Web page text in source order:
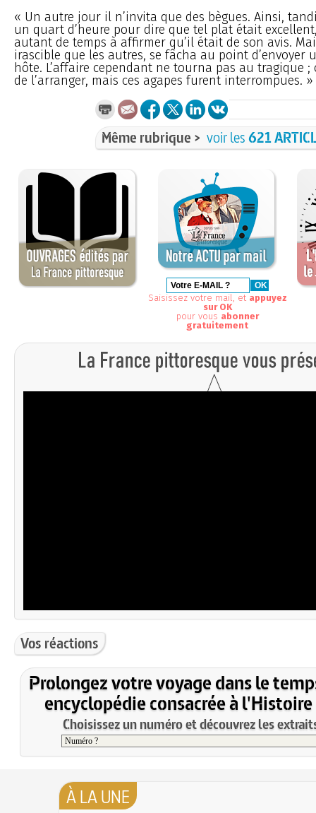
« Un autre jour il n’invita que des bègues. Ainsi,
un quart d’heure pour dire que tel plat était
autant de temps à affirmer qu’il était de son avis.
irascible que les autres, se fâcha au point d’envoyer
hôte. L’affaire cependant ne tourna pas au tragique
de l’arranger, mais ces agapes furent interrompues. »
Même rubrique > voir les621
Saisissez votre mail, et appuyez
sur OK
pour vous abonner
gratuitement
Vos réactions
Prolongez votre voyage dans le
encyclopédie consacrée à l'Histoire
Choisissez un numéro et découvrez les
À LA UNE